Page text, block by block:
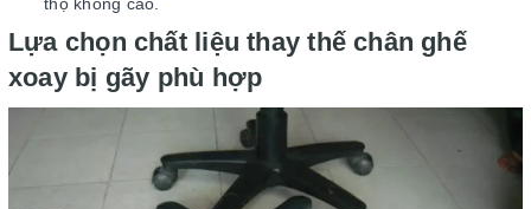
thọ không cao.
Lựa chọn chất liệu thay thế chân ghế
xoay bị gãy phù hợp